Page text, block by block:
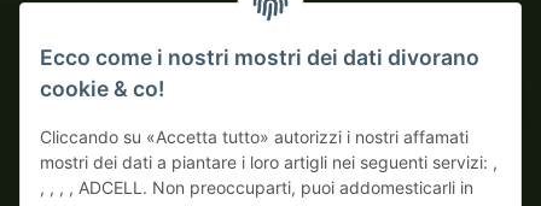
Su fattura
Ecco come i nostri mostri dei dati divorano
cookie & co!
Cliccando su «Accetta tutto» autorizzi i nostri affamati
mostri dei dati a piantare i loro artigli nei seguenti servizi: ,
, , , , ADCELL. Non preoccuparti, puoi addomesticarli in